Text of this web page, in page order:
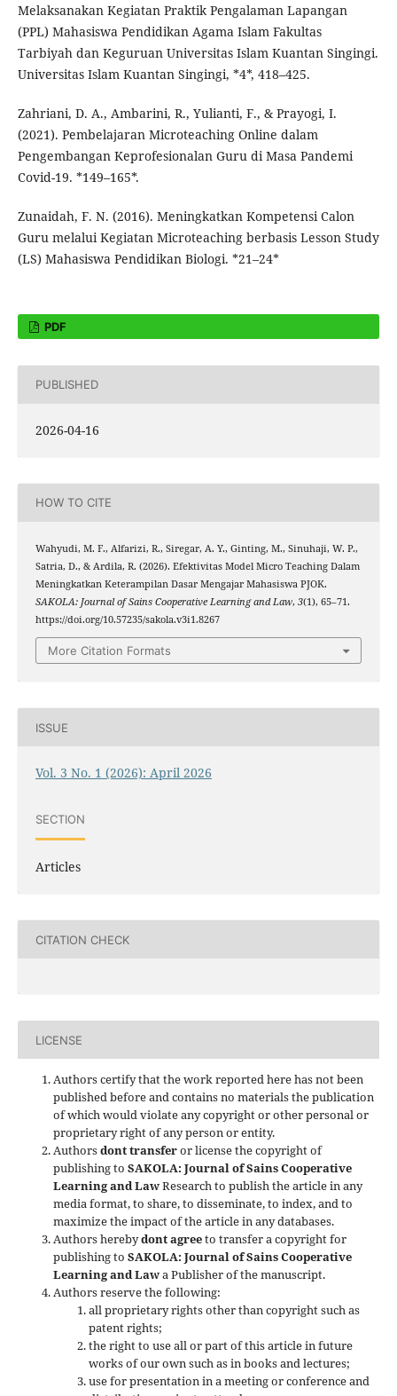
Melaksanakan Kegiatan Praktik Pengalaman Lapangan
(PPL) Mahasiswa Pendidikan Agama Islam Fakultas
Tarbiyah dan Keguruan Universitas Islam Kuantan Singingi.
Universitas Islam Kuantan Singingi, *4*, 418–425.
Zahriani, D. A., Ambarini, R., Yulianti, F., & Prayogi, I.
(2021). Pembelajaran Microteaching Online dalam
Pengembangan Keprofesionalan Guru di Masa Pandemi
Covid-19. *149–165*.
Zunaidah, F. N. (2016). Meningkatkan Kompetensi Calon
Guru melalui Kegiatan Microteaching berbasis Lesson Study
(LS) Mahasiswa Pendidikan Biologi. *21–24*
PDF
PUBLISHED
2026-04-16
HOW TO CITE
Wahyudi, M. F., Alfarizi, R., Siregar, A. Y., Ginting, M., Sinuhaji, W. P.,
Satria, D., & Ardila, R. (2026). Efektivitas Model Micro Teaching Dalam
Meningkatkan Keterampilan Dasar Mengajar Mahasiswa PJOK.
SAKOLA: Journal of Sains Cooperative Learning and Law, 3(1), 65–71.
https://doi.org/10.57235/sakola.v3i1.8267
More Citation Formats
ISSUE
Vol. 3 No. 1 (2026): April 2026
SECTION
Articles
CITATION CHECK
LICENSE
Authors certify that the work reported here has not been
published before and contains no materials the publication
of which would violate any copyright or other personal or
proprietary right of any person or entity.
Authorsdont transferor license the copyright of
publishing to SAKOLA: Journal of Sains Cooperative
Learning and LawResearch to publish the article in any
media format, to share, to disseminate, to index, and to
maximize the impact of the article in any databases.
Authors herebydont agreeto transfer a copyright for
publishing to SAKOLA: Journal of Sains Cooperative
Learning and Lawa Publisher of the manuscript.
Authors reserve the following:
all proprietary rights other than copyright such as
patent rights;
the right to use all or part of this article in future
works of our own such as in books and lectures;
use for presentation in a meeting or conference and